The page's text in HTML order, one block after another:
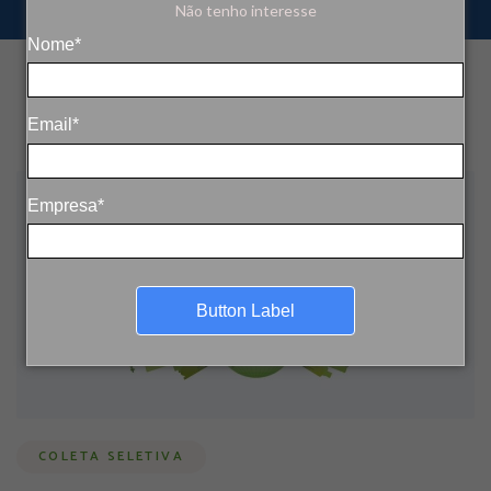
Não tenho interesse
Nome*
Email*
Empresa*
Button Label
COLETA SELETIVA